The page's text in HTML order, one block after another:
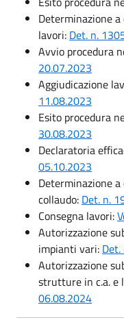
Determinazione
lavori: Det. n.
Avvio procedura
20.07.2023
Aggiudicazione
11.08.2023
Esito procedura
30.08.2023
Declaratoria
05.10.2023
Determinazione
collaudo: Det. n.
Consegna lavori:
Autorizzazione
impianti vari:
Autorizzazione
strutture in c.a. e
06.08.2024